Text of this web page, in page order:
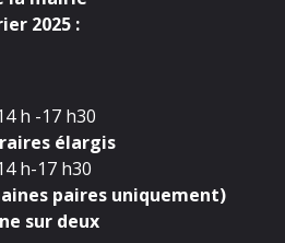
2025 :
h -17 h30
élargis
h-17 h30
paires uniquement)
sur deux